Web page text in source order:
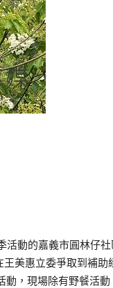
活動的嘉義市圓林仔社
美惠立委爭取到補助
動，現場除有野餐活動